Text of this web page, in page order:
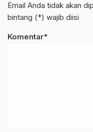
Email Anda tidak akan
bintang (*) wajib diisi
Komentar*